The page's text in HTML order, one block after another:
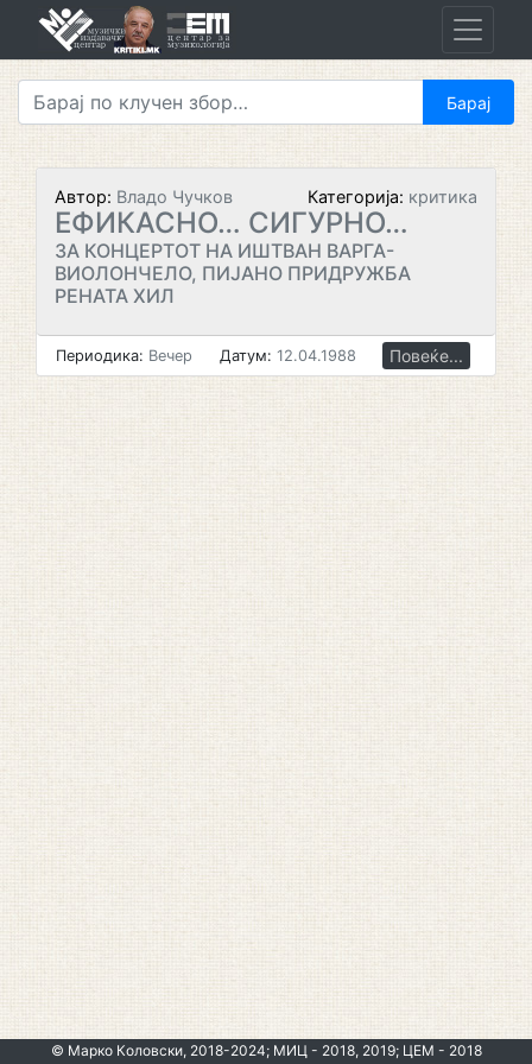
Автор: Владо Чучков Категорија: критика
ЕФИКАСНО… СИГУРНО…
ЗА КОНЦЕРТОТ НА ИШТВАН ВАРГА-
ВИОЛОНЧЕЛО, ПИЈАНО ПРИДРУЖБА
РЕНАТА ХИЛ
Периодика: Вечер Датум: 12.04.1988 Повеќе...
© Марко Коловски, 2018-2024; МИЦ - 2018, 2019; ЦЕМ - 2018